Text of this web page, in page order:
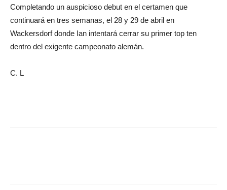
Completando un auspicioso debut en el certamen que
continuará en tres semanas, el 28 y 29 de abril en
Wackersdorf donde Ian intentará cerrar su primer top ten
dentro del exigente campeonato alemán.
C. L